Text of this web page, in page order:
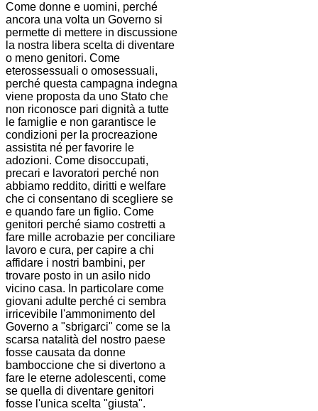
Come donne e uomini, perché
ancora una volta un Governo si
permette di mettere in discussione
la nostra libera scelta di diventare
o meno genitori. Come
eterossessuali o omosessuali,
perché questa campagna indegna
viene proposta da uno Stato che
non riconosce pari dignità a tutte
le famiglie e non garantisce le
condizioni per la procreazione
assistita né per favorire le
adozioni. Come disoccupati,
precari e lavoratori perché non
abbiamo reddito, diritti e welfare
che ci consentano di scegliere se
e quando fare un figlio. Come
genitori perché siamo costretti a
fare mille acrobazie per conciliare
lavoro e cura, per capire a chi
affidare i nostri bambini, per
trovare posto in un asilo nido
vicino casa. In particolare come
giovani adulte perché ci sembra
irricevibile l'ammonimento del
Governo a "sbrigarci" come se la
scarsa natalità del nostro paese
fosse causata da donne
bamboccione che si divertono a
fare le eterne adolescenti, come
se quella di diventare genitori
fosse l'unica scelta "giusta".